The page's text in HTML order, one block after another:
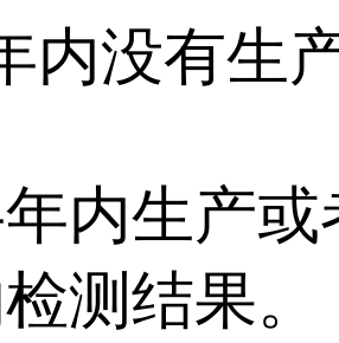
内没有生
内生产
测结果。